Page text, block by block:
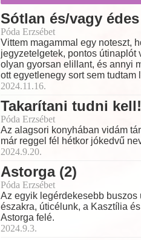
Sótlan és/vagy édes
Póda Erzsébet
Vittem magammal egy noteszt,
jegyzetelgetek, pontos útinaplót
olyan gyorsan elillant, és annyi
ott egyetlenegy sort sem tudtam
2024.11.16.
Takarítani tudni
Póda Erzsébet
Az alagsori konyhában vidám
már reggel fél hétkor jókedvű
2024.9.20.
Astorga (2)
Póda Erzsébet
Az egyik legérdekesebb buszos
északra, úticélunk, a Kasztília
Astorga felé.
2024.9.3.